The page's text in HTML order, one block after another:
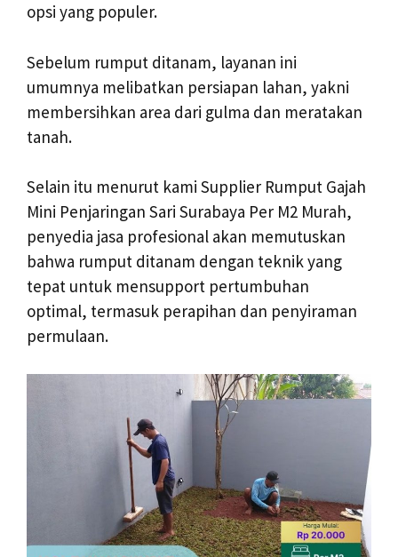
opsi yang populer.
Sebelum rumput ditanam, layanan ini
umumnya melibatkan persiapan lahan, yakni
membersihkan area dari gulma dan meratakan
tanah.
Selain itu menurut kami Supplier Rumput Gajah
Mini Penjaringan Sari Surabaya Per M2 Murah,
penyedia jasa profesional akan memutuskan
bahwa rumput ditanam dengan teknik yang
tepat untuk mensupport pertumbuhan
optimal, termasuk perapihan dan penyiraman
permulaan.